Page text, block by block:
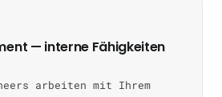
— interne Fähigkeiten
arbeiten mit Ihrem